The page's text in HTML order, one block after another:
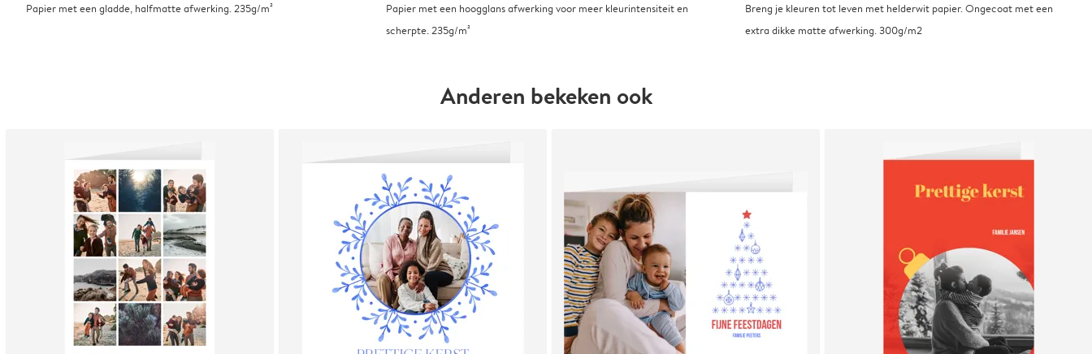
Papier met een gladde, halfmatte afwerking. 235g/m²
Papier met een hoogglans afwerking voor meer kleurintensiteit en
scherpte. 235g/m²
Breng je kleuren tot leven met helderwit papier. Ongecoat met een
extra dikke matte afwerking. 300g/m2
Anderen bekeken ook